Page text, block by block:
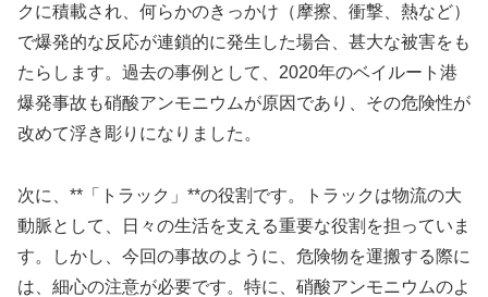
クに積載され、何らかのきっかけ（摩擦、衝撃、熱など）
で爆発的な反応が連鎖的に発生した場合、甚大な被害をも
たらします。過去の事例として、2020年のベイルート港
爆発事故も硝酸アンモニウムが原因であり、その危険性が
改めて浮き彫りになりました。
次に、**「トラック」**の役割です。トラックは物流の大
動脈として、日々の生活を支える重要な役割を担っていま
す。しかし、今回の事故のように、危険物を運搬する際に
は、細心の注意が必要です。特に、硝酸アンモニウムのよ